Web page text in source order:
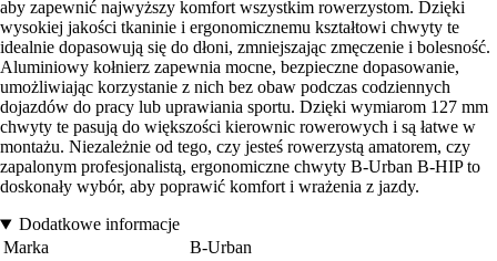
aby zapewnić najwyższy komfort wszystkim rowerzystom. Dzięki
wysokiej jakości tkaninie i ergonomicznemu kształtowi chwyty te
idealnie dopasowują się do dłoni, zmniejszając zmęczenie i bolesność.
Aluminiowy kołnierz zapewnia mocne, bezpieczne dopasowanie,
umożliwiając korzystanie z nich bez obaw podczas codziennych
dojazdów do pracy lub uprawiania sportu. Dzięki wymiarom 127 mm
chwyty te pasują do większości kierownic rowerowych i są łatwe w
montażu. Niezależnie od tego, czy jesteś rowerzystą amatorem, czy
zapalonym profesjonalistą, ergonomiczne chwyty B-Urban B-HIP to
doskonały wybór, aby poprawić komfort i wrażenia z jazdy.
Dodatkowe informacje
Marka
B-Urban